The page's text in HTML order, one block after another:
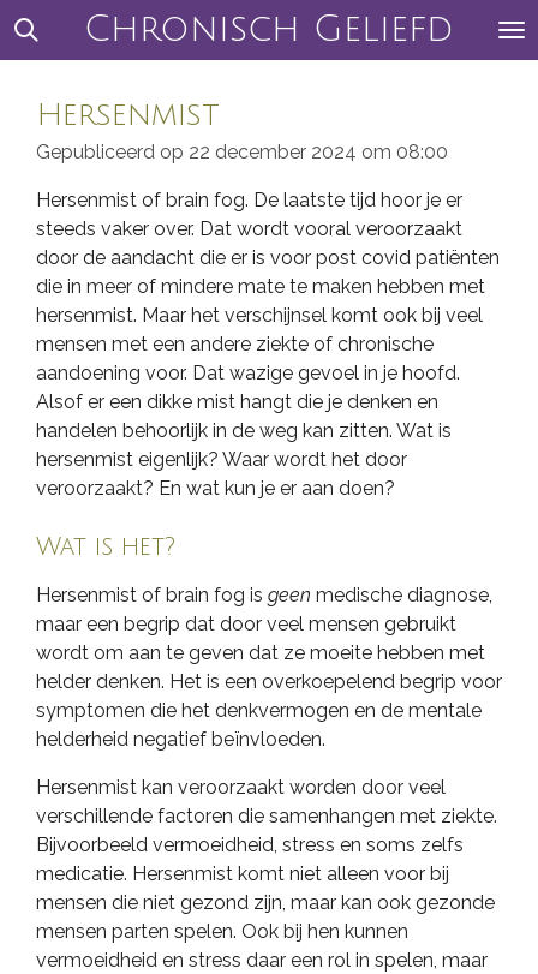
Ga
hoofdinhoud
Chronisch Geliefd
Hersenmist
Gepubliceerd op 22 december 2024 om 08:00
Hersenmist of brain fog. De laatste tijd hoor je er
steeds vaker over. Dat wordt vooral veroorzaakt
door de aandacht die er is voor post covid patiënten
die in meer of mindere mate te maken hebben met
hersenmist. Maar het verschijnsel komt ook bij veel
mensen met een andere ziekte of chronische
aandoening voor. Dat wazige gevoel in je hoofd.
Alsof er een dikke mist hangt die je denken en
handelen behoorlijk in de weg kan zitten. Wat is
hersenmist eigenlijk? Waar wordt het door
veroorzaakt? En wat kun je er aan doen?
Wat is het?
Hersenmist of brain fog is geen medische diagnose,
maar een begrip dat door veel mensen gebruikt
wordt om aan te geven dat ze moeite hebben met
helder denken. Het is een overkoepelend begrip voor
symptomen die het denkvermogen en de mentale
helderheid negatief beïnvloeden.
Hersenmist kan veroorzaakt worden door veel
verschillende factoren die samenhangen met ziekte.
Bijvoorbeeld vermoeidheid, stress en soms zelfs
medicatie. Hersenmist komt niet alleen voor bij
mensen die niet gezond zijn, maar kan ook gezonde
mensen parten spelen. Ook bij hen kunnen
vermoeidheid en stress daar een rol in spelen, maar